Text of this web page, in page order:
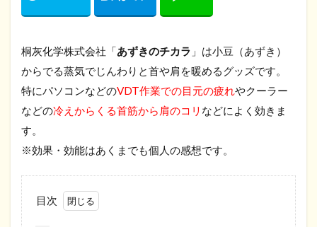
桐灰化学株式会社「あずきのチカラ 」は小豆（あずき）
からでる蒸気でじんわりと首や肩を暖めるグッズです。
特にパソコンなどのVDT作業での目元の疲れやクーラー
などの冷えからくる首筋から肩のコリ などによく効きま
す。
※効果・効能はあくまでも個人の感想です。
目次